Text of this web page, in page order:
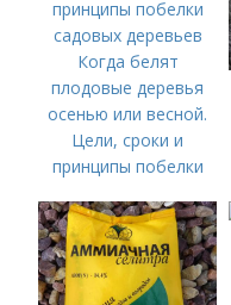
Когда белят
плодовые деревья
осенью или весной.
Цели, сроки и
принципы побелки